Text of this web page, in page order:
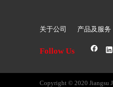
关于公司 产品及服务
Follow Us
Copyright © 2020 Jiangsu